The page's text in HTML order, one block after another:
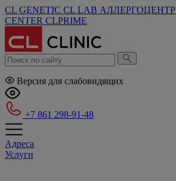
CL GENETIC CL LAB АЛЛЕРГОЦЕНТР
CENTER CLPRIME
Версия для слабовидящих
+7 861 298-91-48
Адреса
Услуги